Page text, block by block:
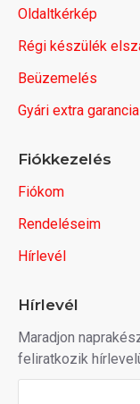
Oldaltkérkép
Régi készülék
Beüzemelés
Gyári extra
Fiókkezelés
Fiókom
Rendeléseim
Hírlevél
Hírlevél
Maradjon
feliratkozik